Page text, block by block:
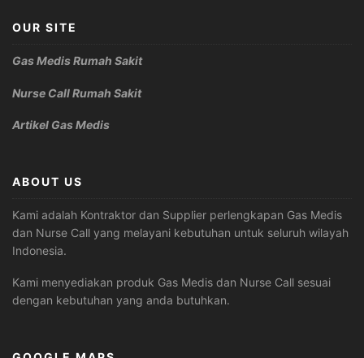
OUR SITE
Gas Medis Rumah Sakit
Nurse Call Rumah Sakit
Artikel Gas Medis
ABOUT US
Kami adalah Kontraktor dan Supplier perlengkapan Gas Medis
dan Nurse Call yang melayani kebutuhan untuk seluruh wilayah
Indonesia.
Kami menyediakan produk Gas Medis dan Nurse Call sesuai
dengan kebutuhan yang anda butuhkan.